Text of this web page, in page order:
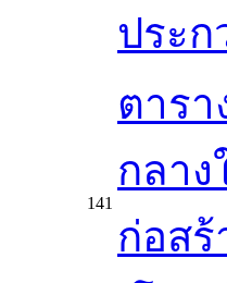
ประก
141
ตาร
กลาง
ก่อส